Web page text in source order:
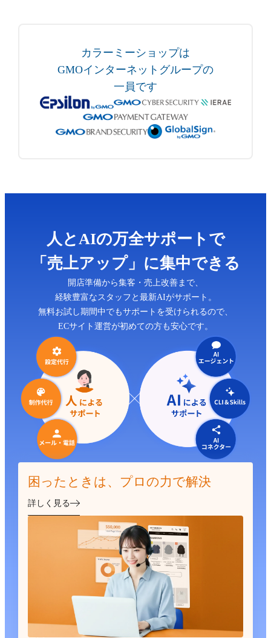
カラーミーショップは
GMOインターネットグループの
一員です
人とAIの万全サポートで
「売上アップ」に集中できる
開店準備から集客・売上改善まで、
経験豊富なスタッフと最新AIがサポート。
無料お試し期間中でもサポートを受けられるので、
ECサイト運営が初めての方も安心です。
困ったときは、プロの力で解決
詳しく見る